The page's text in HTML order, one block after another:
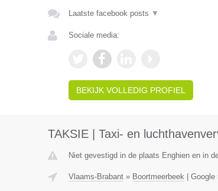
Laatste facebook posts ▼
Sociale media:
BEKIJK VOLLEDIG PROFIEL
TAKSIE | Taxi- en
Niet gevestigd in de plaats Enghien en in
Vlaams-Brabant» Boortmeerbeek| Google